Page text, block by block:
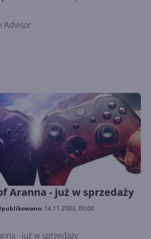
Advisor
Aranna - już w sprzedaży
14.11.2003, 00:00
- już w sprzedaży